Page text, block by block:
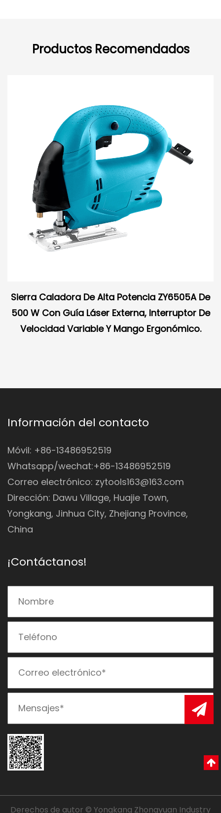
Productos Recomendados
Sierra Caladora De Alta Potencia ZY6505A De
500 W Con Guía Láser Externa, Interruptor De
Velocidad Variable Y Mango Ergonómico.
Información del contacto
Móvil: +86-13486952519
Whatsapp/wechat:+86-13486952519
Correo electrónico: zytools163@163.com
Dirección: Dawu Village, Huajie Town,
Yongkang, Jinhua City, Zhejiang Province,
China
¡Contáctanos!
Derechos de autor © Yongkang Zhongyuan Industry